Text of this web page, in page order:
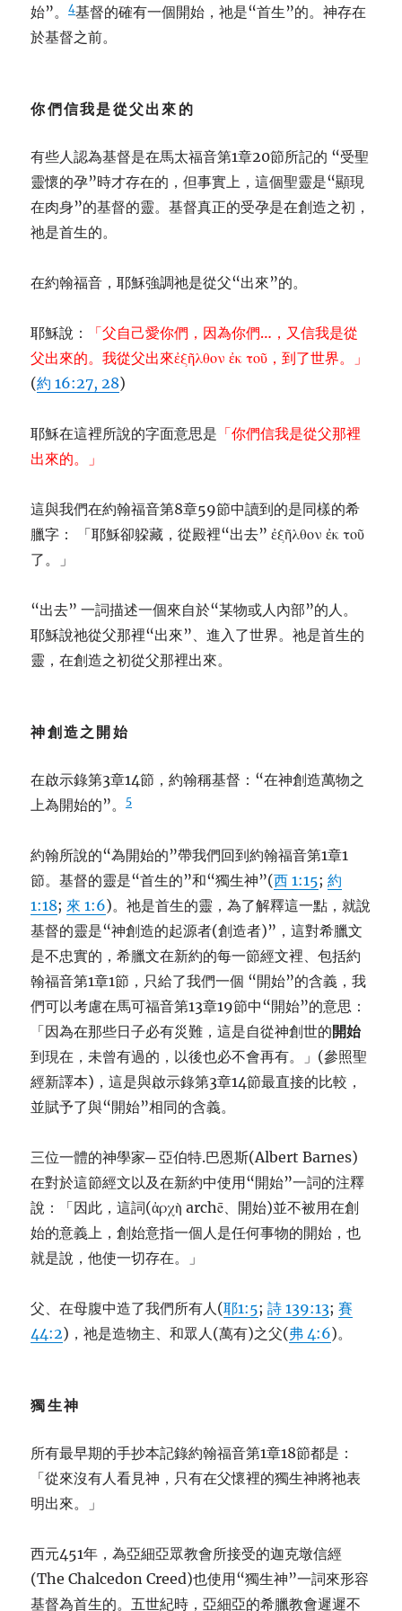
始”。4基督的確有一個開始，祂是“首生”的。神存在
於基督之前。
你們信我是從父出來的
有些人認為基督是在馬太福音第1章20節所記的 “受聖
靈懷的孕”時才存在的，但事實上，這個聖靈是“顯現
在肉身”的基督的靈。基督真正的受孕是在創造之初，
祂是首生的。
在約翰福音，耶穌強調祂是從父“出來”的。
耶穌說：
「父自己愛你們，因為你們…，又信我是從
父出來的。我從父出來ἐξῆλθον ἐκ τοῦ，到了世界。」
(約 16:27, 28)
耶穌在這裡所說的字面意思是 「你們信我是從父那裡
出來的。」
這與我們在約翰福音第8章59節中讀到的是同樣的希
臘字： 「耶穌卻躱藏，從殿裡“出去” ἐξῆλθον ἐκ τοῦ
了。」
“出去” 一詞描述一個來自於“某物或人內部”的人。
耶穌說祂從父那裡“出來”、進入了世界。祂是首生的
靈，在創造之初從父那裡出來。
神創造之開始
在啟示錄第3章14節，約翰稱基督：“在神創造萬物之
上為開始的”。5
約翰所說的“為開始的”帶我們回到約翰福音第1章1
節。基督的靈是“首生的”和“獨生神”(西 1:15;約
1:18;來 1:6)。祂是首生的靈，為了解釋這一點，就說
基督的靈是“神創造的起源者(創造者)”，這對希臘文
是不忠實的，希臘文在新約的每一節經文裡、包括約
翰福音第1章1節，只給了我們一個 “開始”的含義，我
們可以考慮在馬可福音第13章19節中“開始”的意思：
「因為在那些日子必有災難，這是自從神創世的開始
到現在，未曾有過的，以後也必不會再有。」(參照聖
經新譯本)，這是與啟示錄第3章14節最直接的比較，
並賦予了與“開始”相同的含義。
三位一體的神學家─ 亞伯特.巴恩斯(Albert Barnes)
在對於這節經文以及在新約中使用“開始”一詞的注釋
說：「因此，這詞(ἀρχὴ archē、開始)並不被用在創
始的意義上，創始意指一個人是任何事物的開始，也
就是說，他使一切存在。」
父、在母腹中造了我們所有人(耶1:5;詩 139:13;賽
44:2)，祂是造物主、和眾人(萬有)之父(弗 4:6)。
獨生神
所有最早期的手抄本記錄約翰福音第1章18節都是：
「從來沒有人看見神，只有在父懷裡的獨生神將祂表
明出來。」
西元451年，為亞細亞眾教會所接受的迦克墩信經
(The Chalcedon Creed)也使用“獨生神”一詞來形容
基督為首生的。五世紀時，亞細亞的希臘教會遲遲不